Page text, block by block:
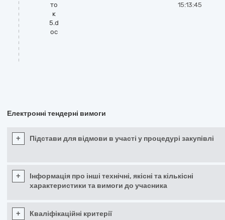
то
к
5.d
oc
15:13:45
Електронні тендерні вимоги
+ Підстави для відмови в участі у процедурі закупівлі
+
Інформація про інші технічні, якісні та кількісні
характеристики та вимоги до учасника
+ Кваліфікаційні критерії